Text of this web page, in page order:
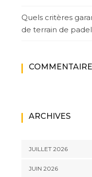
Quels critères
de terrain de
ARCHIVES
JUILLET 2026
JUIN 2026